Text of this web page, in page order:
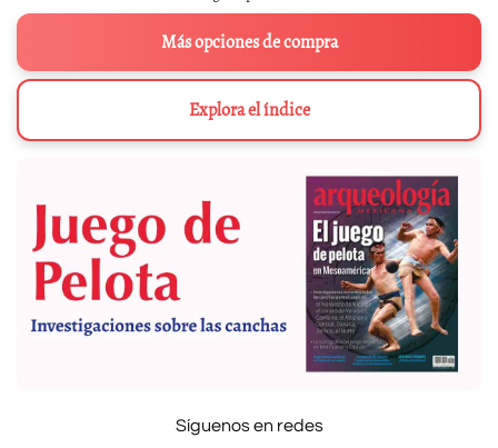
Más opciones de compra
Explora el índice
Síguenos en redes